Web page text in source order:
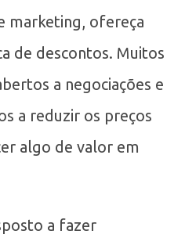
marketing, ofereça
de descontos. Muitos
a negociações e
a reduzir os preços
algo de valor em
a fazer